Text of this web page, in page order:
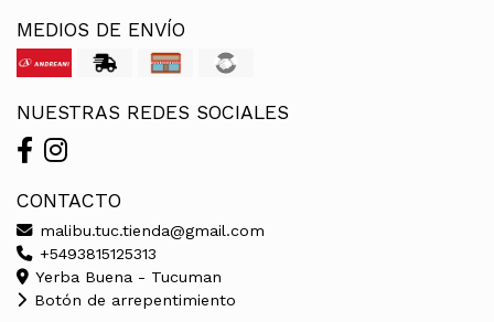
MEDIOS DE ENVÍO
NUESTRAS REDES SOCIALES
CONTACTO
malibu.tuc.tienda@gmail.com
+5493815125313
Yerba Buena - Tucuman
Botón de arrepentimiento